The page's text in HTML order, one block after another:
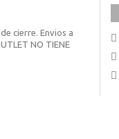
cierre. Envios a
NO TIENE